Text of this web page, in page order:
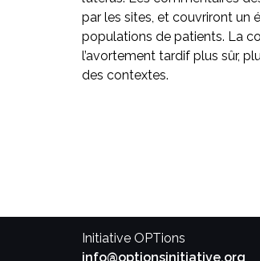
par les sites, et couvriront un
populations de patients. La
l’avortement tardif plus sûr,
des contextes.
Initiative OPTions
info@optionsinitiative.org